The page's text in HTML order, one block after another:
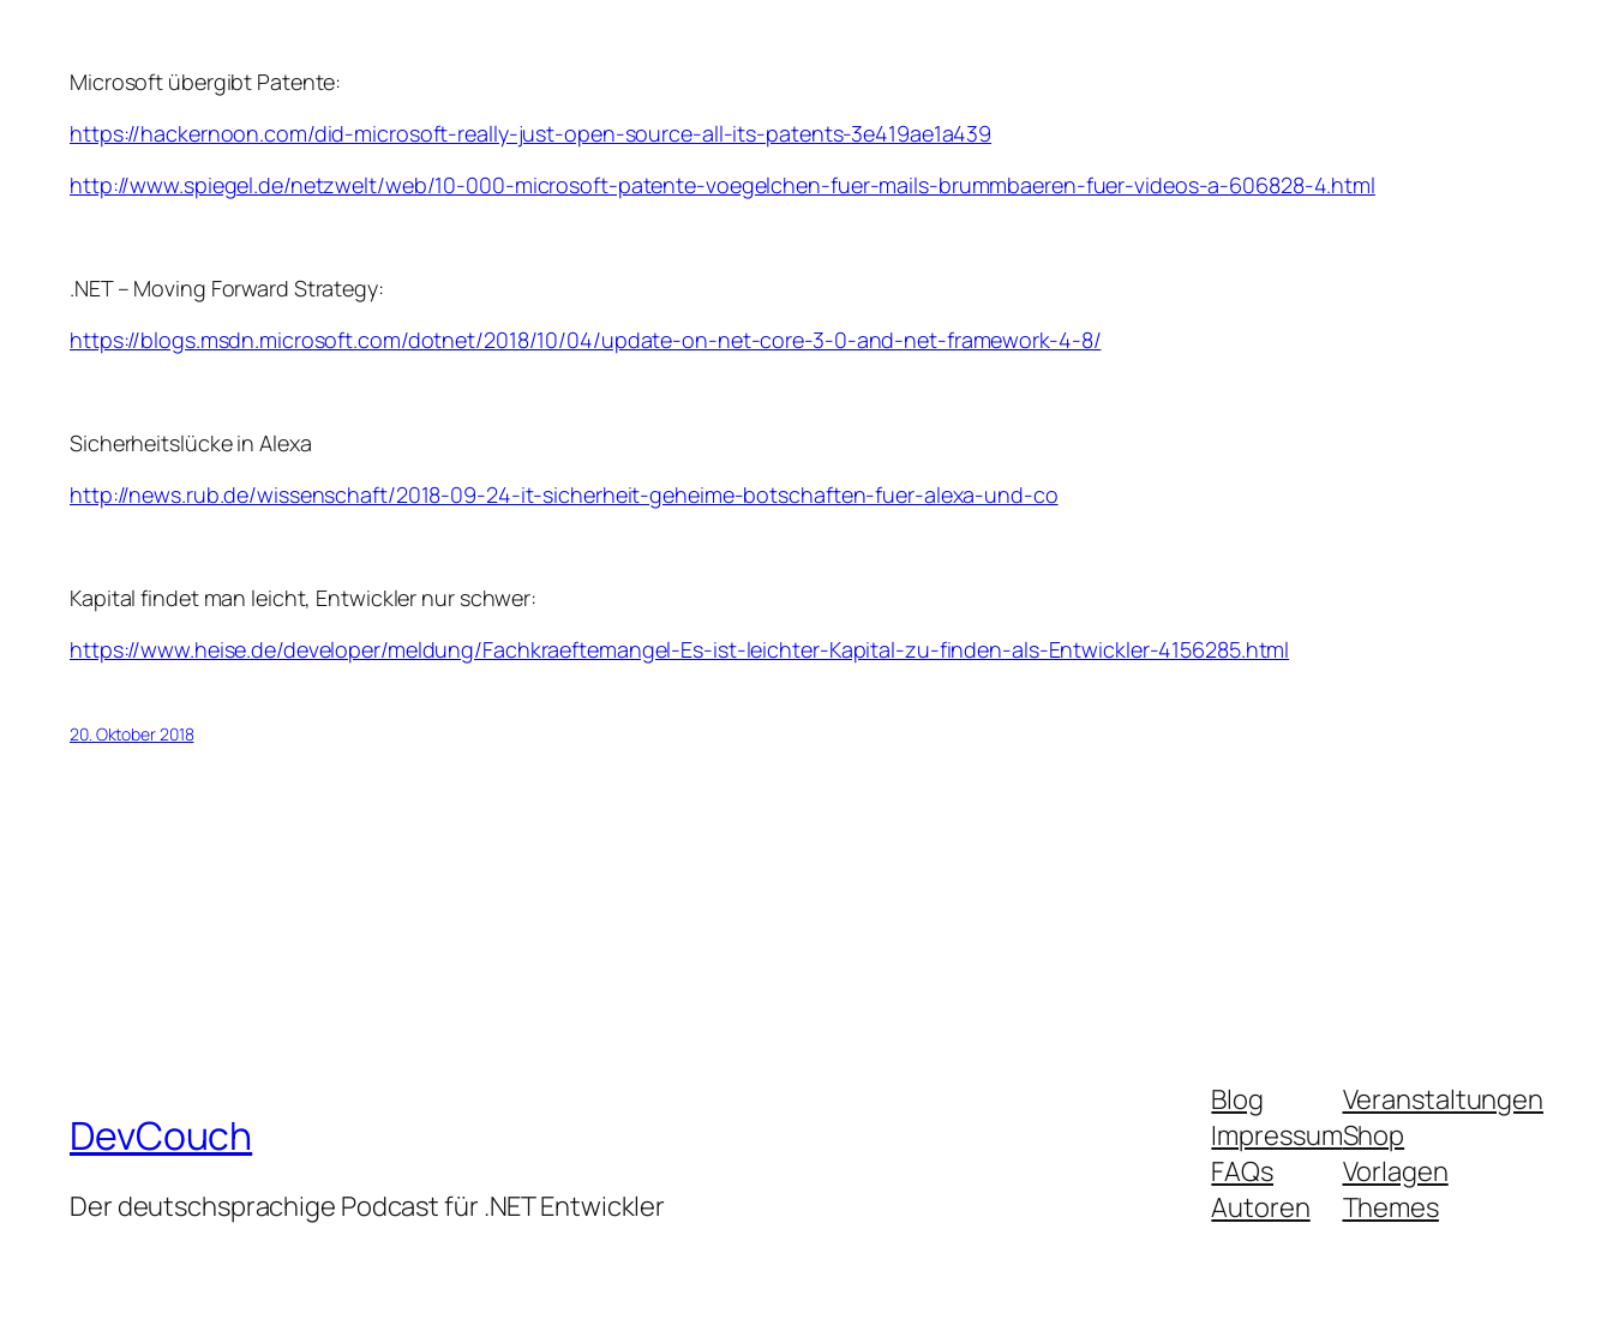
Microsoft übergibt Patente:
https://hackernoon.com/did-microsoft-really-just-open-source-all-its-patents-3e419ae1a439
http://www.spiegel.de/netzwelt/web/10-000-microsoft-patente-voegelchen-fuer-mails-brummbaeren-fuer-videos-a-606828-4.html
.NET – Moving Forward Strategy:
https://blogs.msdn.microsoft.com/dotnet/2018/10/04/update-on-net-core-3-0-and-net-framework-4-8/
Sicherheitslücke in Alexa
http://news.rub.de/wissenschaft/2018-09-24-it-sicherheit-geheime-botschaften-fuer-alexa-und-co
Kapital findet man leicht, Entwickler nur schwer:
https://www.heise.de/developer/meldung/Fachkraeftemangel-Es-ist-leichter-Kapital-zu-finden-als-Entwickler-4156285.html
20. Oktober 2018
DevCouch
Der deutschsprachige Podcast für .NET Entwickler
Blog
Impressum
FAQs
Autoren
Veranstaltungen
Shop
Vorlagen
Themes